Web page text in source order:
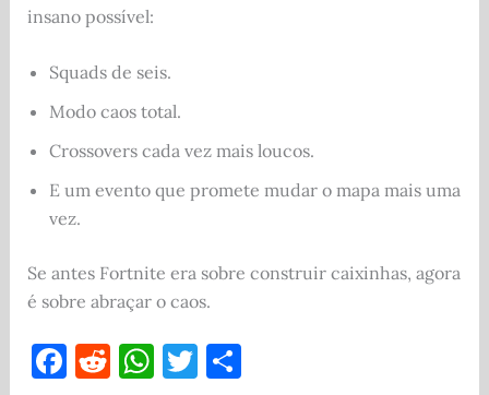
insano possível:
Squads de seis.
Modo caos total.
Crossovers cada vez mais loucos.
E um evento que promete mudar o mapa mais uma
vez.
Se antes Fortnite era sobre construir caixinhas, agora
é sobre abraçar o caos.
F R WT S